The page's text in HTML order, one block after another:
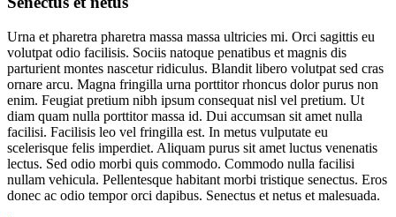
Urna et pharetra pharetra massa massa ultricies mi. Orci sagittis eu
volutpat odio facilisis. Sociis natoque penatibus et magnis dis
parturient montes nascetur ridiculus. Blandit libero volutpat sed cras
ornare arcu. Magna fringilla urna porttitor rhoncus dolor purus non
enim. Feugiat pretium nibh ipsum consequat nisl vel pretium. Ut
diam quam nulla porttitor massa id. Dui accumsan sit amet nulla
facilisi. Facilisis leo vel fringilla est. In metus vulputate eu
scelerisque felis imperdiet. Aliquam purus sit amet luctus venenatis
lectus. Sed odio morbi quis commodo. Commodo nulla facilisi
nullam vehicula. Pellentesque habitant morbi tristique senectus. Eros
donec ac odio tempor orci dapibus. Senectus et netus et malesuada.